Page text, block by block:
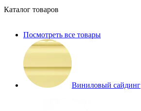
Каталог товаров
Посмотреть все товары
Виниловый сайдинг